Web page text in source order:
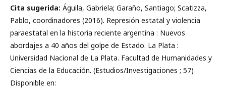
Cita sugerida: Águila, Gabriela; Garaño, Santiago; Scatizza,
Pablo, coordinadores (2016). Represión estatal y violencia
paraestatal en la historia reciente argentina : Nuevos
abordajes a 40 años del golpe de Estado. La Plata :
Universidad Nacional de La Plata. Facultad de Humanidades y
Ciencias de la Educación. (Estudios/Investigaciones ; 57)
Disponible en: